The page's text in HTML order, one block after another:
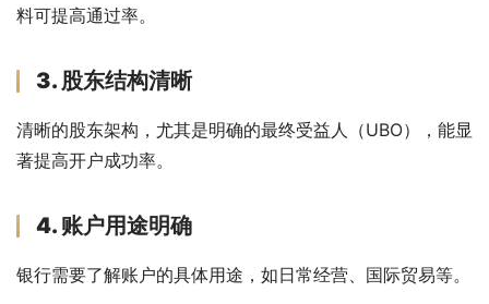
料可提高通过率。
3. 股东结构清晰
清晰的股东架构，尤其是明确的最终受益人（UBO），能显
著提高开户成功率。
4. 账户用途明确
银行需要了解账户的具体用途，如日常经营、国际贸易等。